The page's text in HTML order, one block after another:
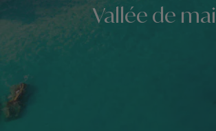
Vallée de mai